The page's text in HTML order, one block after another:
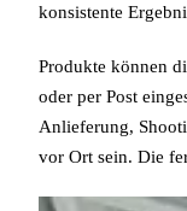
konsistente
Produkte können
oder per Post
Anlieferung,
vor Ort sein. Die